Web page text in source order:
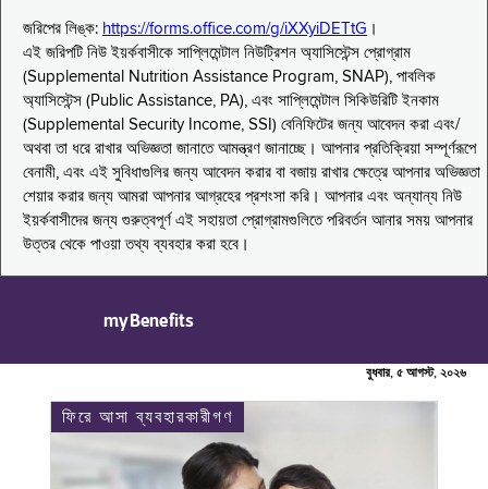
জরিপের লিঙ্ক: https://forms.office.com/g/iXXyiDETtG ।
এই জরিপটি নিউ ইয়র্কবাসীকে সাপ্লিমেন্টাল নিউট্রিশন অ্যাসিস্টেন্স প্রোগ্রাম
(Supplemental Nutrition Assistance Program, SNAP), পাবলিক
অ্যাসিস্টেন্স (Public Assistance, PA), এবং সাপ্লিমেন্টাল সিকিউরিটি ইনকাম
(Supplemental Security Income, SSI) বেনিফিটের জন্য আবেদন করা এবং/
অথবা তা ধরে রাখার অভিজ্ঞতা জানাতে আমন্ত্রণ জানাচ্ছে। আপনার প্রতিক্রিয়া সম্পূর্ণরূপে
বেনামী, এবং এই সুবিধাগুলির জন্য আবেদন করার বা বজায় রাখার ক্ষেত্রে আপনার অভিজ্ঞতা
শেয়ার করার জন্য আমরা আপনার আগ্রহের প্রশংসা করি। আপনার এবং অন্যান্য নিউ
ইয়র্কবাসীদের জন্য গুরুত্বপূর্ণ এই সহায়তা প্রোগ্রামগুলিতে পরিবর্তন আনার সময় আপনার
উত্তর থেকে পাওয়া তথ্য ব্যবহার করা হবে।
myBenefits
বুধবার, ৫ আগস্ট, ২০২৬
ফিরে আসা ব্যবহারকারীগণ